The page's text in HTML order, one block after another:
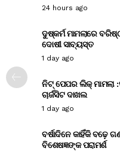
24 hours ago
ଦୁଷ୍କର୍ମ ମାମଲାରେ
ଦୋଷୀ ସାବ୍ୟସ୍ତ
1 day ago
ନିଟ୍ ପେପର ଲିକ୍
ଚାର୍ଜସିଟ ଦାଖଲ
1 day ago
ବର୍ଷାଦିନେ କାହିଁକି ବଢ଼େ
ବିଶେଷଜ୍ଞଙ୍କ ପରାମର୍ଶ